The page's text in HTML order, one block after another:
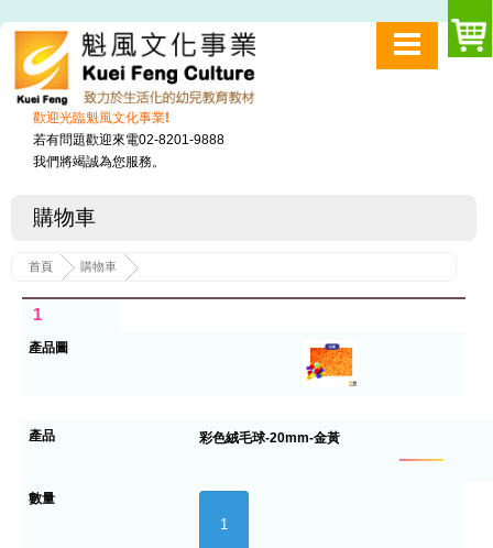
歡迎光臨魁風文化事業!
若有問題歡迎來電02-8201-9888
我們將竭誠為您服務。
購物車
首頁 購物車
1
彩色絨毛球-20mm-金黃